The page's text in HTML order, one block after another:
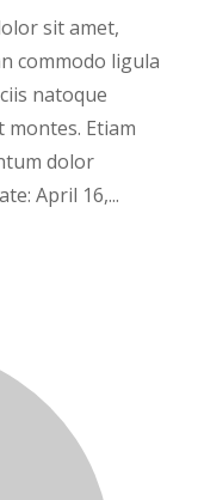
sit amet,
commodo ligula
natoque
Etiam
dolor
April 16,...